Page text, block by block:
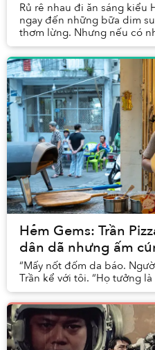
Rủ rê nhau đi ăn sáng kiểu
ngay đến những bữa dim
thơm lừng. Nhưng nếu có
gì quá thịnh soạn, chỉ cần
Hẻm Gems: Trần
dân dã nhưng ấm
“Mấy nốt đốm da báo.
Trần kể với tôi. “Họ tưởng